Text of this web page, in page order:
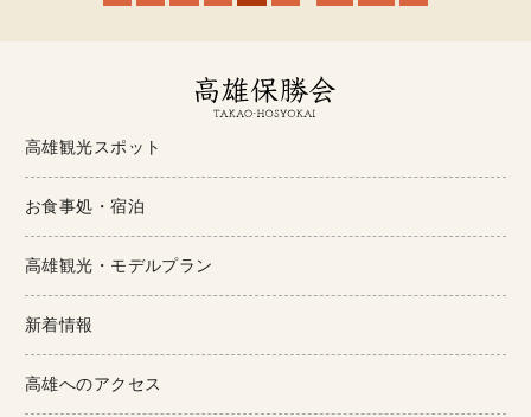
高雄観光スポット
お食事処・宿泊
高雄観光・モデルプラン
新着情報
高雄へのアクセス